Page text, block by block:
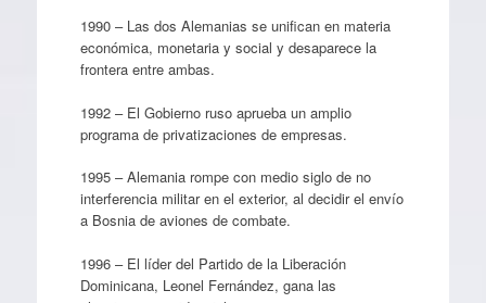
1990 – Las dos Alemanias se unifican en materia
económica, monetaria y social y desaparece la
frontera entre ambas.
1992 – El Gobierno ruso aprueba un amplio
programa de privatizaciones de empresas.
1995 – Alemania rompe con medio siglo de no
interferencia militar en el exterior, al decidir el envío
a Bosnia de aviones de combate.
1996 – El líder del Partido de la Liberación
Dominicana, Leonel Fernández, gana las